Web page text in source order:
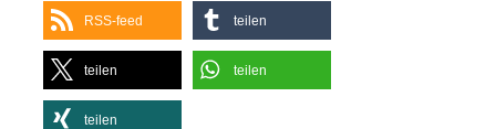
RSS-feed teilen
teilen teilen
teilen